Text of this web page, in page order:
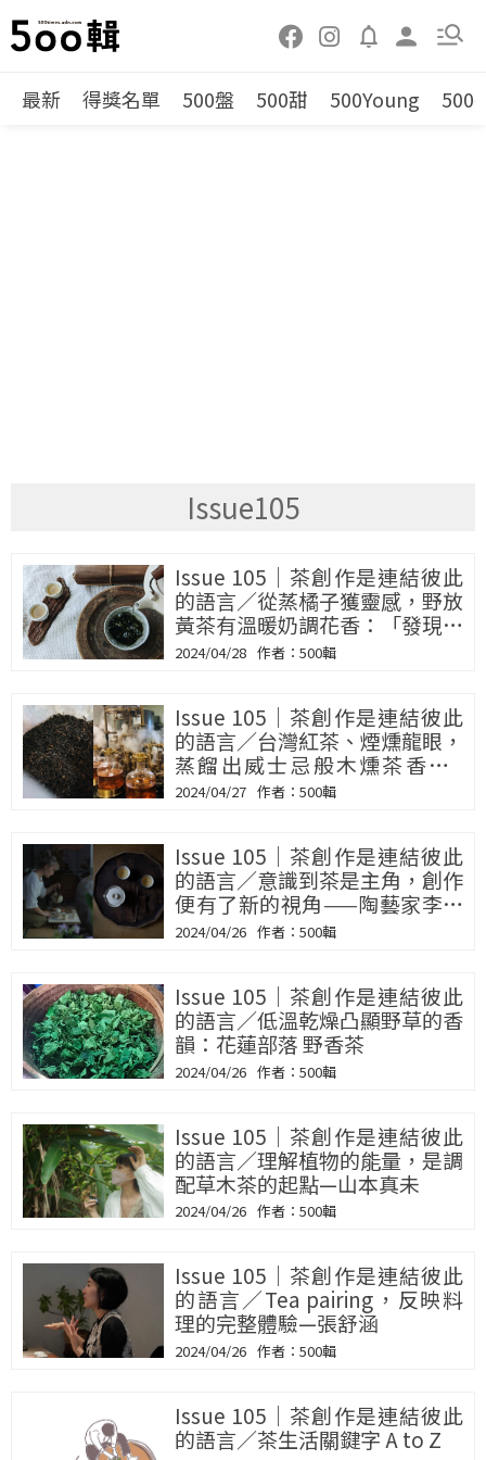
最新 得獎名單 500盤 500甜 500Young 500
Issue105
Issue 105｜茶創作是連結彼此
的語言／從蒸橘子獲靈感，野放
黃茶有溫暖奶調花香：「發現山
茶」耐心等茶
2024/04/28 500輯
Issue 105｜茶創作是連結彼此
的語言／台灣紅茶、煙燻龍眼，
蒸餾出威士忌般木燻茶香——
「S.C Lab仃杉」的茶酒實驗
2024/04/27 500輯
Issue 105｜茶創作是連結彼此
的語言／意識到茶是主角，創作
便有了新的視角——陶藝家李穎
儀
2024/04/26 500輯
Issue 105｜茶創作是連結彼此
的語言／低溫乾燥凸顯野草的香
韻：花蓮部落 野香茶
2024/04/26 500輯
Issue 105｜茶創作是連結彼此
的語言／理解植物的能量，是調
配草木茶的起點—山本真未
2024/04/26 500輯
Issue 105｜茶創作是連結彼此
的語言／Tea pairing，反映料
理的完整體驗—張舒涵
2024/04/26 500輯
Issue 105｜茶創作是連結彼此
的語言／茶生活關鍵字 A to Z